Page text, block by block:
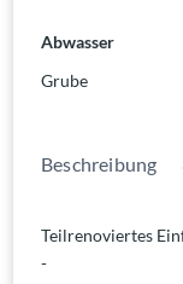
Abwasser
Grube
Beschreibung
Teilrenoviertes
-